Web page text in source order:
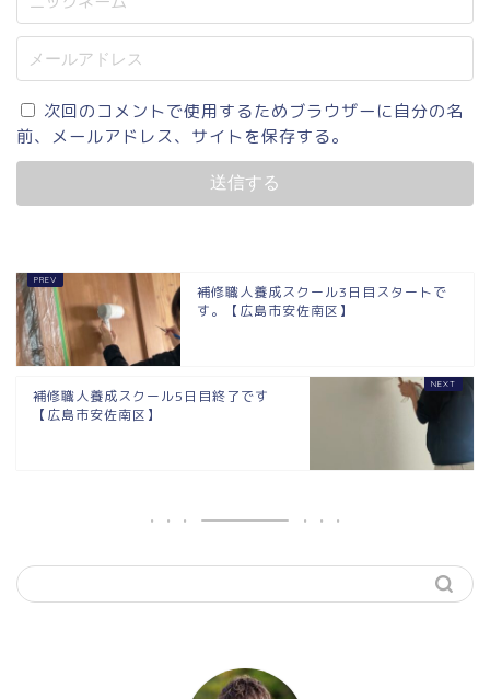
次回のコメントで使用するためブラウザーに自分の名
前、メールアドレス、サイトを保存する。
補修職人養成スクール3日目スタートで
す。【広島市安佐南区】
補修職人養成スクール5日目終了です
【広島市安佐南区】